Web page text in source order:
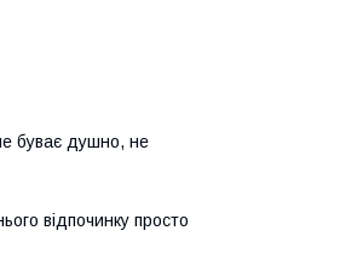
буває душно, не
відпочинку просто